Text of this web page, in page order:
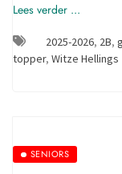
Lees verder ...
2025-2026, 2B,
topper, Witze Hellings
SENIORS